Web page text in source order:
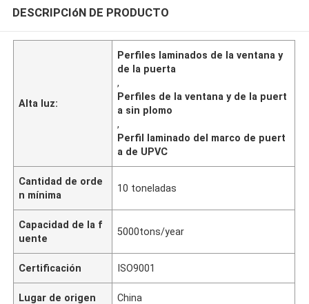
DESCRIPCIóN DE PRODUCTO
Alta luz:
Perfiles laminados de la ventana y
de la puerta
,
Perfiles de la ventana y de la puert
a sin plomo
,
Perfil laminado del marco de puert
a de UPVC
Cantidad de orde
n mínima
10 toneladas
Capacidad de la f
uente
5000tons/year
Certificación ISO9001
Lugar de origen China